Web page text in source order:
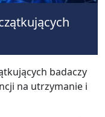
badaczy
na utrzymanie i